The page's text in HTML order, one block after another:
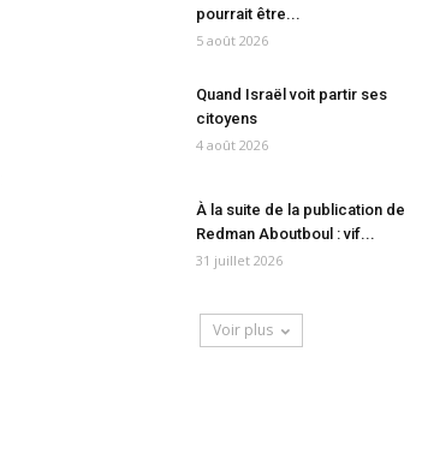
pourrait être...
5 août 2026
Quand Israël voit partir ses
citoyens
4 août 2026
À la suite de la publication de
Redman Aboutboul : vif...
31 juillet 2026
Voir plus